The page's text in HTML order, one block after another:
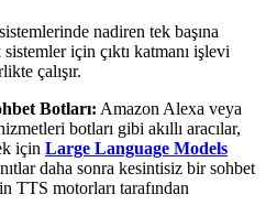
nadiren tek başına
için çıktı katmanı işlevi
çalışır.
Botları: Amazon Alexa veya
botları gibi akıllı aracılar,
için Large Language Models
daha sonra kesintisiz bir sohbet
TTS motorları tarafından